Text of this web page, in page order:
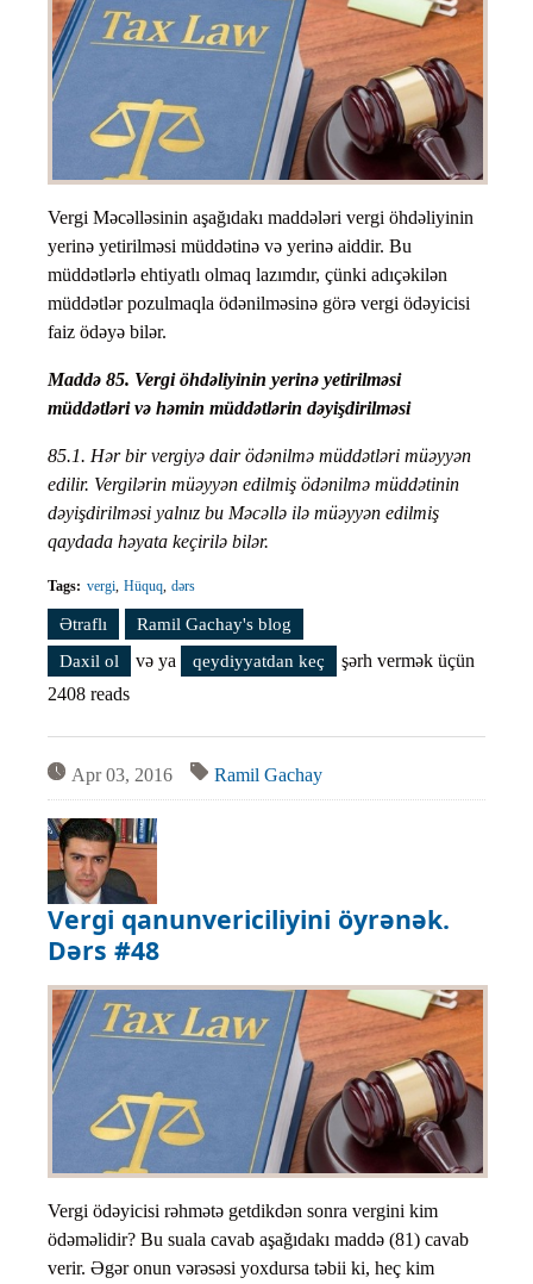
Vergi Məcəlləsinin aşağıdakı maddələri vergi öhdəliyinin
yerinə yetirilməsi müddətinə və yerinə aiddir. Bu
müddətlərlə ehtiyatlı olmaq lazımdır, çünki adıçəkilən
müddətlər pozulmaqla ödənilməsinə görə vergi ödəyicisi
faiz ödəyə bilər.
Maddə 85. Vergi öhdəliyinin yerinə yetirilməsi
müddətləri və həmin müddətlərin dəyişdirilməsi
85.1. Hər bir vergiyə dair ödənilmə müddətləri müəyyən
edilir. Vergilərin müəyyən edilmiş ödənilmə müddətinin
dəyişdirilməsi yalnız bu Məcəllə ilə müəyyən edilmiş
qaydada həyata keçirilə bilər.
Tags: vergi Hüquq dərs
Ətraflı Vergi qanunvericiliyini öyrənək. Dərs #50 haqqında
Ramil Gachay's blog
Daxil ol
və ya qeydiyyatdan keç
şərh vermək üçün
2408 reads
Apr 03, 2016 Ramil Gachay
Vergi qanunvericiliyini öyrənək.
Dərs #48
Vergi ödəyicisi rəhmətə getdikdən sonra vergini kim
ödəməlidir? Bu suala cavab aşağıdakı maddə (81) cavab
verir. Əgər onun vərəsəsi yoxdursa təbii ki, heç kim